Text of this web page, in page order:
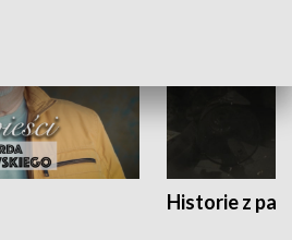
Historie z